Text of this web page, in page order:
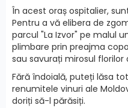
În acest oraș ospitalier,
Pentru a vă elibera de
parcul "La Izvor" pe malul
plimbare prin preajma
sau savurați mirosul florilor
Fără îndoială, puteți lăsa
renumitele vinuri ale
doriți să-l părăsiți.